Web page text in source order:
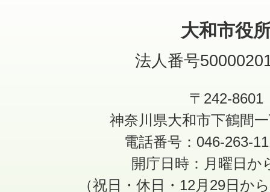
大和市役
法人番号
〒242-8601
神奈川県大和市下鶴間
電話番号：046-263-
開庁日時：月曜日か
（祝日・休日・12月29日か